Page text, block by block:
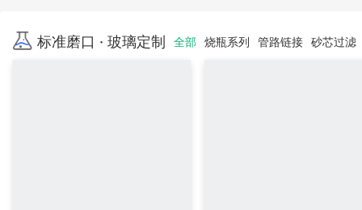
标准磨口 · 玻璃定制 全部 烧瓶系列 管路链接 砂芯过滤